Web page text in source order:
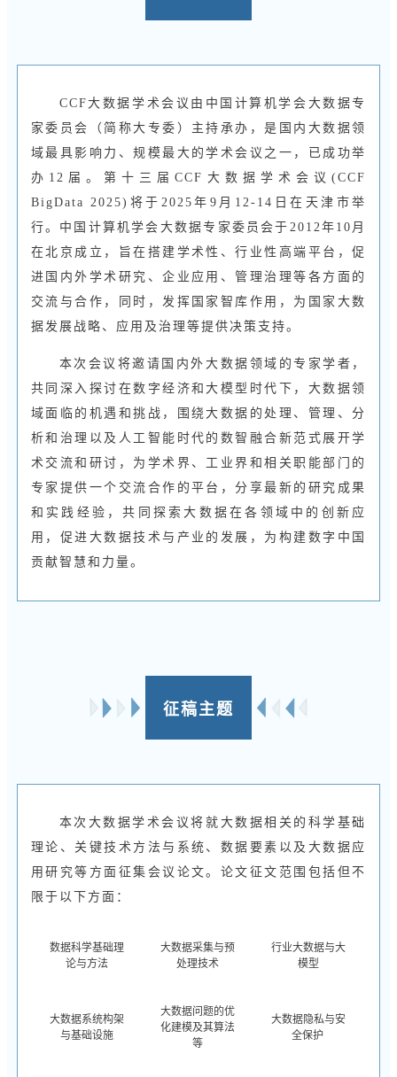
CCF大数据学术会议由中国计算机学会大数据专
家委员会（简称大专委）主持承办，是国内大数据领
域最具影响力、规模最大的学术会议之一，已成功举
办12届。第十三届CCF大数据学术会议(CCF
BigData 2025)将于2025年9月12-14日在天津市举
行。中国计算机学会大数据专家委员会于2012年10月
在北京成立，旨在搭建学术性、行业性高端平台，促
进国内外学术研究、企业应用、管理治理等各方面的
交流与合作，同时，发挥国家智库作用，为国家大数
据发展战略、应用及治理等提供决策支持。
本次会议将邀请国内外大数据领域的专家学者，
共同深入探讨在数字经济和大模型时代下，大数据领
域面临的机遇和挑战，围绕大数据的处理、管理、分
析和治理以及人工智能时代的数智融合新范式展开学
术交流和研讨，为学术界、工业界和相关职能部门的
专家提供一个交流合作的平台，分享最新的研究成果
和实践经验，共同探索大数据在各领域中的创新应
用，促进大数据技术与产业的发展，为构建数字中国
贡献智慧和力量。
征稿主题
本次大数据学术会议将就大数据相关的科学基础
理论、关键技术方法与系统、数据要素以及大数据应
用研究等方面征集会议论文。论文征文范围包括但不
限于以下方面：
数据科学基础理
论与方法
大数据采集与预
处理技术
行业大数据与大
模型
大数据系统构架
与基础设施
大数据问题的优
化建模及其算法
等
大数据隐私与安
全保护